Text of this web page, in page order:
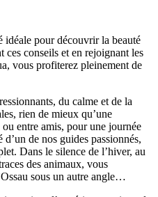
idéale pour découvrir la beauté
ces conseils et en rejoignant les
vous profiterez pleinement de
du calme et de la
rien de mieux qu’une
entre amis, pour une journée
de nos guides passionnés,
Dans le silence de l’hiver, au
des animaux, vous
sous un autre angle…